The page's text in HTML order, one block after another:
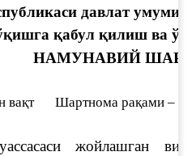
давлат
қабул қилиш ва
НАМУНАВИЙ
вақт Шартнома рақами –
жойлашган